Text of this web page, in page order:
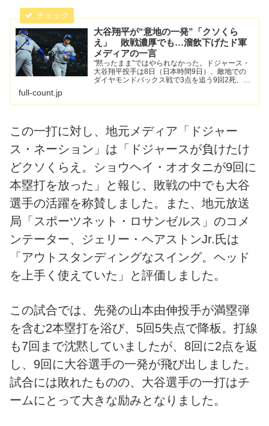
大谷翔平が“意地の一発”「クソくら
え」 敗戦濃厚でも…溜飲下げたド軍
メディアの一言
“黙ったまま”ではやられなかった。ドジャース・
大谷翔平投手は8日（日本時間9日）、敵地での
ダイヤモンドバックス戦で3点を追う9回2死、2
ースのメディアは...
full-count.jp
この一打に対し、地元メディア「ドジャー
ス・ネーション」は「ドジャースが負けたけ
どクソくらえ。ショウヘイ・オオタニが9回に
本塁打を放った」と報じ、敗戦の中でも大谷
選手の活躍を称賛しました。また、地元放送
局「スポーツネット・ロサンゼルス」のコメ
ンテーター、ジェリー・ヘアストンJr.氏は
「アウトスタンディングなスイング。ヘッド
を上手く使えていた」と評価しました。
この試合では、先発の山本由伸投手が満塁弾
を含む2本塁打を浴び、5回5失点で降板。打線
も7回まで沈黙していましたが、8回に2点を返
し、9回に大谷選手の一発が飛び出しました。
試合には敗れたものの、大谷選手の一打はチ
ームにとって大きな励みとなりました。